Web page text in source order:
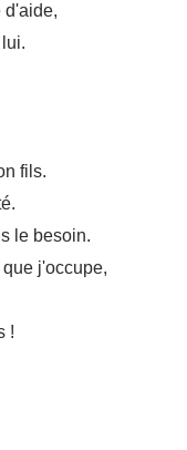
d'aide,
fils.
le besoin.
j'occupe,
!